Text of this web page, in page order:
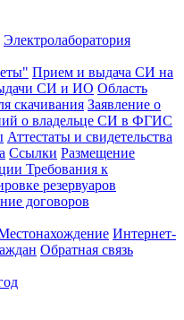
Электролаборатория
Прием и выдача СИ на
СИ и ИО Область
скачивания Заявление о
о владельце СИ в ФГИС
Аттестаты и свидетельства
Ссылки Размещение
Требования к
резервуаров
договоров
Интернет-
Обратная связь